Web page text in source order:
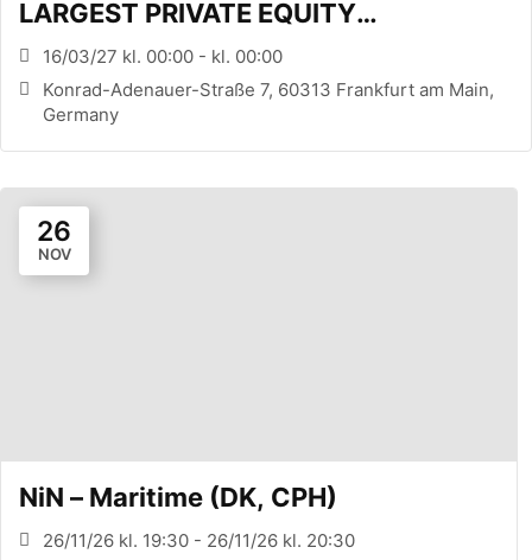
LARGEST PRIVATE EQUITY
CONFERENCE (FRANKFURT, DE)
16/03/27 kl. 00:00 - kl. 00:00
Konrad-Adenauer-Straße 7, 60313 Frankfurt am Main,
Germany
26
NOV
NiN – Maritime (DK, CPH)
26/11/26 kl. 19:30 - 26/11/26 kl. 20:30